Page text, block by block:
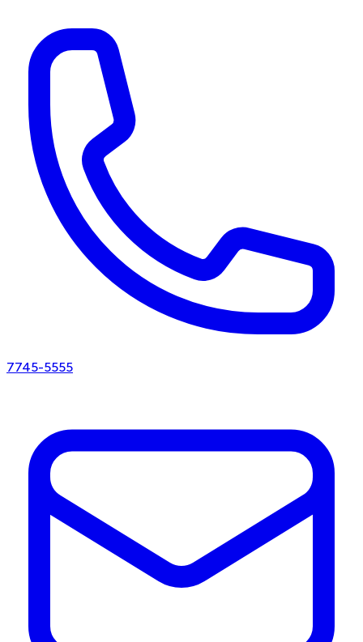
7745-5555